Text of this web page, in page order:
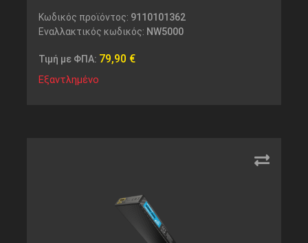
Κωδικός προϊόντος: 9110101362
Εναλλακτικός κωδικός: NW5000
Τιμή με ΦΠΑ: 79,90 €
Εξαντλημένο